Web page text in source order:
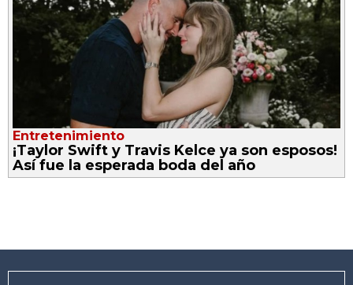
Entretenimiento
¡Taylor Swift y Travis Kelce ya son esposos!
Así fue la esperada boda del año